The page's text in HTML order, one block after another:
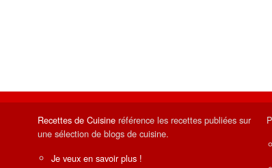
Recettes de Cuisine référence les recettes publiées sur
une sélection de blogs de cuisine.
Je veux en savoir plus !